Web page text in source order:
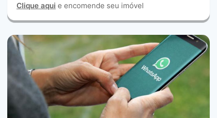
Clique aqui e encomende seu imóvel